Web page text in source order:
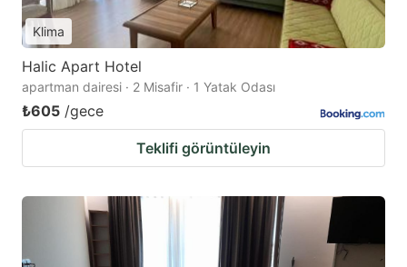
Klima
Halic Apart Hotel
apartman dairesi · 2 Misafir · 1 Yatak Odası
₺605 /gece
Teklifi görüntüleyin